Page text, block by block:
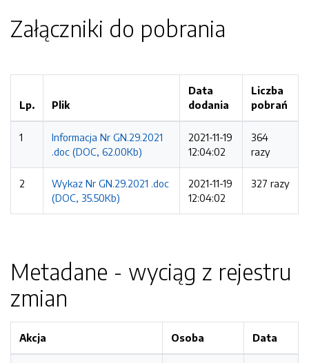
Załączniki do pobrania
Lp. Plik
Data
dodania
Liczba
pobrań
1
Informacja Nr GN.29.2021
.doc (DOC, 62.00Kb)
2021-11-19
12:04:02
364
razy
2
Wykaz Nr GN.29.2021 .doc
(DOC, 35.50Kb)
2021-11-19
12:04:02
327 razy
Metadane - wyciąg z rejestru
zmian
Akcja Osoba Data